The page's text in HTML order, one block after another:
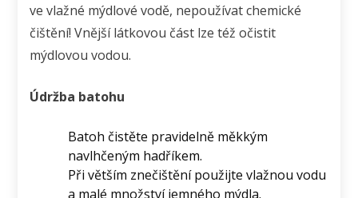
ve vlažné mýdlové vodě, nepoužívat chemické
čištění! Vnější látkovou část lze též očistit
mýdlovou vodou.
Údržba batohu
Batoh čistěte pravidelně měkkým
navlhčeným hadříkem.
Při větším znečištění použijte vlažnou vodu
a malé množství jemného mýdla.